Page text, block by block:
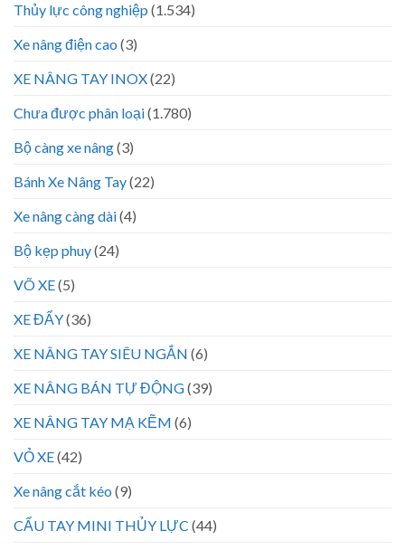
Thủy lực công nghiệp (1.534)
Xe nâng điện cao (3)
XE NÂNG TAY INOX(22)
Chưa được phân loại(1.780)
Bộ càng xe nâng(3)
Bánh Xe Nâng Tay(22)
Xe nâng càng dài(4)
Bộ kẹp phuy(24)
VÕ XE(5)
XE ĐẨY(36)
XE NÂNG TAY SIÊU NGẮN (6)
XE NÂNG BÁN TỰ ĐỘNG(39)
XE NÂNG TAY MẠ KẼM (6)
VỎ XE(42)
Xe nâng cắt kéo (9)
CẨU TAY MINI THỦY LỰC (44)